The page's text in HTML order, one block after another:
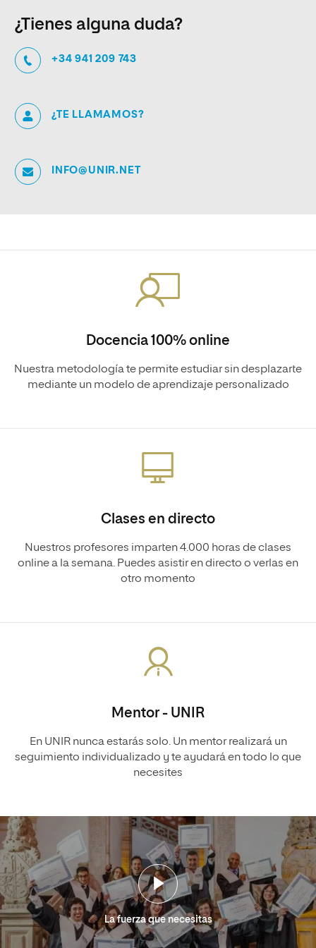
¿Tienes alguna duda?
+34 941 209 743
¿TE LLAMAMOS?
INFO@UNIR.NET
Docencia 100% online
Nuestra metodología te permite estudiar sin desplazarte
mediante un modelo de aprendizaje personalizado
Clases en directo
Nuestros profesores imparten 4.000 horas de clases
online a la semana. Puedes asistir en directo o verlas en
otro momento
Mentor - UNIR
En UNIR nunca estarás solo. Un mentor realizará un
seguimiento individualizado y te ayudará en todo lo que
necesites
La fuerza que necesitas